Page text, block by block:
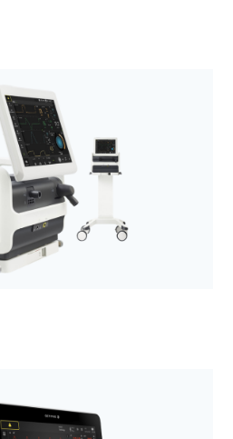
i aparatura medyczna
LIFEPAK